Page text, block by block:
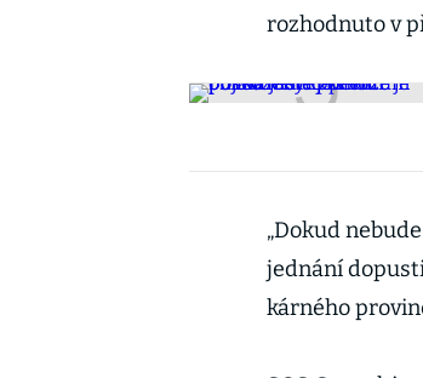
rozhodnuto v
„Dokud
jednání
kárného